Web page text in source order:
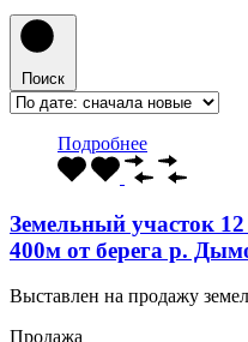
Поиск
Подробнее
Земельный участок
400м от берега р.
Выставлен на продажу
Продажа